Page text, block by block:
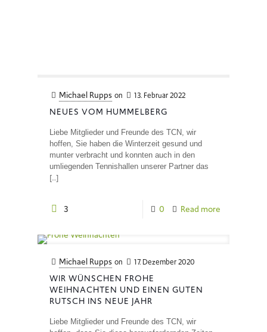
Michael Rupps on 13. Februar 2022
NEUES VOM HUMMELBERG
Liebe Mitglieder und Freunde des TCN, wir
hoffen, Sie haben die Winterzeit gesund und
munter verbracht und konnten auch in den
umliegenden Tennishallen unserer Partner das
[…]
3 0 Read more
Michael Rupps on 17. Dezember 2020
WIR WÜNSCHEN FROHE
WEIHNACHTEN UND EINEN GUTEN
RUTSCH INS NEUE JAHR
Liebe Mitglieder und Freunde des TCN, wir